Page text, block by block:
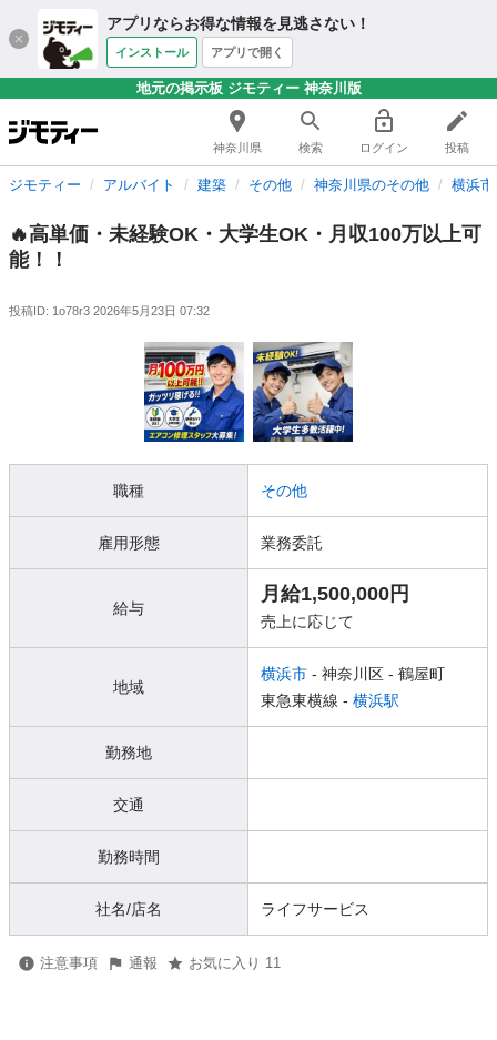
アプリならお得な情報を見逃さない！
インストール アプリで開く
地元の掲示板 ジモティー 神奈川版
神奈川県 検索 ログイン 投稿
ジモティー アルバイト 建築 その他 神奈川県のその他 横浜
🔥高単価・未経験OK・大学生OK・月収100万以上可
能！！
投稿ID: 1o78r3 2026年5月23日 07:32
職種 その他
雇用形態 業務委託
給与
月給1,500,000円
売上に応じて
地域
横浜市 - 神奈川区 - 鶴屋町
東急東横線 - 横浜駅
勤務地
交通
勤務時間
社名/店名 ライフサービス
注意事項 通報 お気に入り 11